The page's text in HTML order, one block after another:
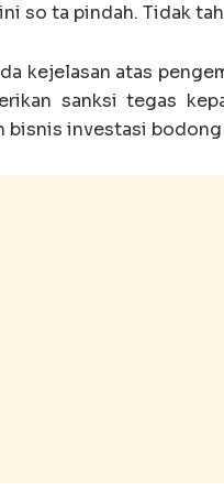
so ta pindah. Tidak
kejelasan atas
sanksi tegas
bisnis investasi